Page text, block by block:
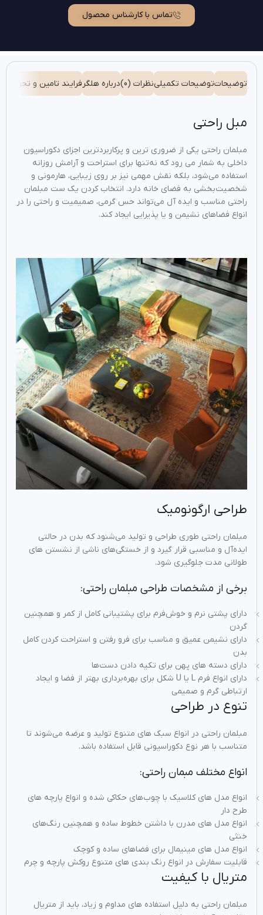
تماس با کارشناس محصول
توضیحاتتوضیحات تکمیلینظرات (0) درباره هلگرفرایند تامین و تحویل
مبل راحتی
مبلمان راحتی یکی از ضروری ترین و پرکاربردترین اجزای دکوراسیون
داخلی به شمار می رود که نه‌تنها برای استراحت و آرامش روزانه
استفاده می‌شود، بلکه نقش مهمی نیز بر روی زیبایی، هارمونی و
شخصیت‌بخشی به فضای خانه دارد. انتخاب کردن یک ست مبلمان
راحتی مناسب و ایده آل می‌تواند حس گرمی، صمیمیت و راحتی را در
انواع فضاهای نشیمن و یا پذیرایی ایجاد کند.
طراحی ارگونومیک
مبلمان راحتی طوری طراحی و تولید می‌شنود که بدن در حالتی
ایده‌آل و مناسبی قرار گیرد و از خستگی‌های ناشی از نشستن های
طولانی مدت جلوگیری شود.
برخی از مشخصات طراحی مبلمان راحتی:
دارای پشتی نرم و خوش‌فرم برای پشتیبانی کامل از کمر و همچنین
گردن
دارای نشیمن عمیق و مناسب برای فرو رفتن و استراحت کردن کامل
بدن
دارای دسته‌ های پهن برای تکیه دادن دست‌ها
دارای انواع فرم L یا U شکل برای بهره‌برداری بهتر از فضا و ایجاد
ارتباطی گرم و صمیمی
تنوع در طراحی
مبلمان راحتی در انواع سبک‌ های متنوع تولید و عرضه می‌شوند تا
متناسب با هر نوع دکوراسیونی قابل استفاده باشد.
انواع مختلف مبمان راحتی:
انواع مدل‌ های کلاسیک با چوب‌های حکاکی‌ شده و انواع پارچه‌ های
طرح‌ دار
انواع مدل‌ های مدرن با داشتن خطوط ساده و همچنین رنگ‌های
خنثی
انواع مدل‌ های مینیمال برای فضاهای ساده و کوچک
قابلیت سفارش در انواع رنگ‌ بندی های متنوع روکش پارچه و چرم
متریال با کیفیت
مبلمان راحتی به دلیل استفاده‌ های مداوم و زیاد، باید از متریال